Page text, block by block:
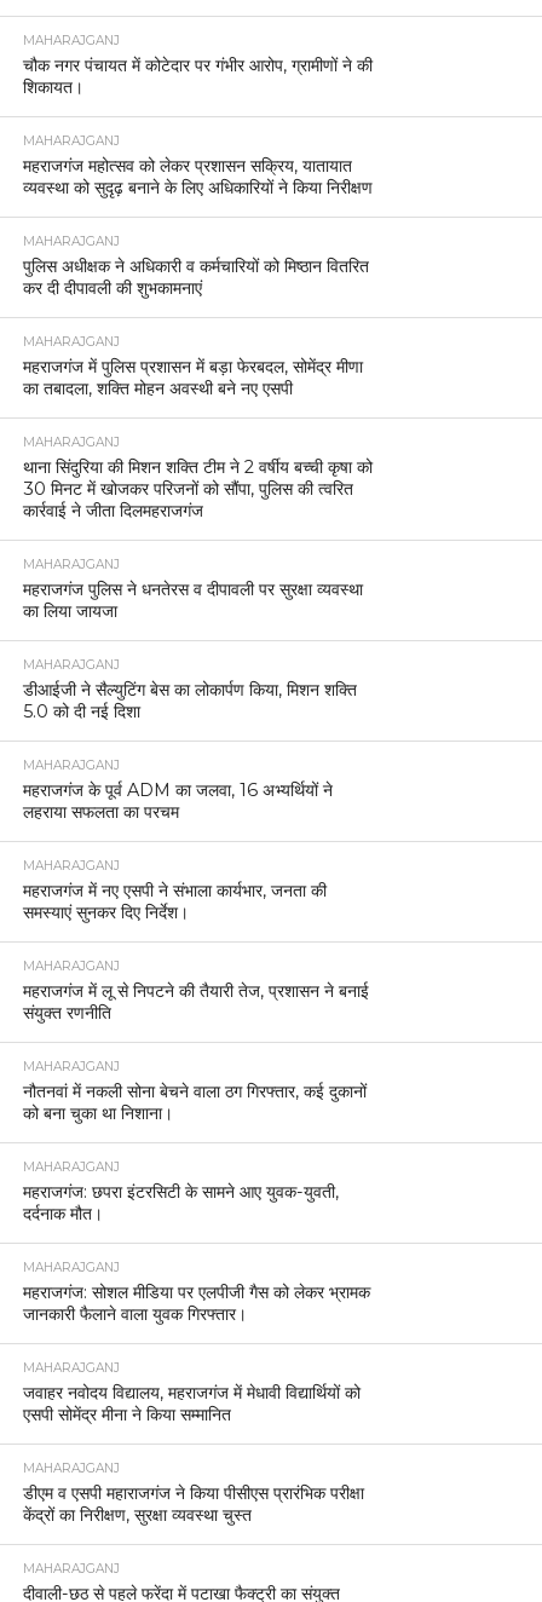
MAHARAJGANJ
चौक नगर पंचायत में कोटेदार पर गंभीर आरोप, ग्रामीणों ने की
शिकायत।
MAHARAJGANJ
महराजगंज महोत्सव को लेकर प्रशासन सक्रिय, यातायात
व्यवस्था को सुदृढ़ बनाने के लिए अधिकारियों ने किया निरीक्षण
MAHARAJGANJ
पुलिस अधीक्षक ने अधिकारी व कर्मचारियों को मिष्ठान वितरित
कर दी दीपावली की शुभकामनाएं
MAHARAJGANJ
महराजगंज में पुलिस प्रशासन में बड़ा फेरबदल, सोमेंद्र मीणा
का तबादला, शक्ति मोहन अवस्थी बने नए एसपी
MAHARAJGANJ
थाना सिंदुरिया की मिशन शक्ति टीम ने 2 वर्षीय बच्ची कृषा को
30 मिनट में खोजकर परिजनों को सौंपा, पुलिस की त्वरित
कार्रवाई ने जीता दिलमहराजगंज
MAHARAJGANJ
महराजगंज पुलिस ने धनतेरस व दीपावली पर सुरक्षा व्यवस्था
का लिया जायजा
MAHARAJGANJ
डीआईजी ने सैल्युटिंग बेस का लोकार्पण किया, मिशन शक्ति
5.0 को दी नई दिशा
MAHARAJGANJ
महराजगंज के पूर्व ADM का जलवा, 16 अभ्यर्थियों ने
लहराया सफलता का परचम
MAHARAJGANJ
महराजगंज में नए एसपी ने संभाला कार्यभार, जनता की
समस्याएं सुनकर दिए निर्देश।
MAHARAJGANJ
महराजगंज में लू से निपटने की तैयारी तेज, प्रशासन ने बनाई
संयुक्त रणनीति
MAHARAJGANJ
नौतनवां में नकली सोना बेचने वाला ठग गिरफ्तार, कई दुकानों
को बना चुका था निशाना।
MAHARAJGANJ
महराजगंज: छपरा इंटरसिटी के सामने आए युवक-युवती,
दर्दनाक मौत।
MAHARAJGANJ
महराजगंज: सोशल मीडिया पर एलपीजी गैस को लेकर भ्रामक
जानकारी फैलाने वाला युवक गिरफ्तार।
MAHARAJGANJ
जवाहर नवोदय विद्यालय, महराजगंज में मेधावी विद्यार्थियों को
एसपी सोमेंद्र मीना ने किया सम्मानित
MAHARAJGANJ
डीएम व एसपी महाराजगंज ने किया पीसीएस प्रारंभिक परीक्षा
केंद्रों का निरीक्षण, सुरक्षा व्यवस्था चुस्त
MAHARAJGANJ
दीवाली-छठ से पहले फरेंदा में पटाखा फैक्ट्री का संयुक्त